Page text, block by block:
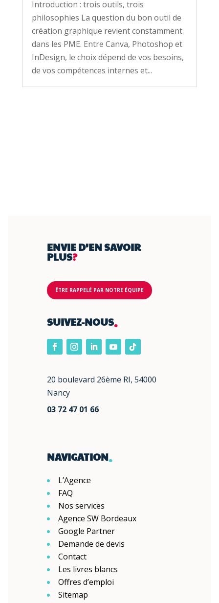
Introduction : trois outils, trois
philosophies La question du bon outil de
création graphique revient constamment
dans les PME. Entre Canva, Photoshop et
InDesign, le choix dépend de vos besoins,
de vos compétences internes et...
ENVIE D’EN SAVOIR
PLUS?
ÊTRE RAPPELÉ PAR NOTRE ÉQUIPE
SUIVEZ-NOUS.
20 boulevard 26ème RI, 54000
Nancy
03 72 47 01 66
NAVIGATION.
L’Agence
FAQ
Nos services
Agence SW Bordeaux
Google Partner
Demande de devis
Contact
Les livres blancs
Offres d’emploi
Sitemap